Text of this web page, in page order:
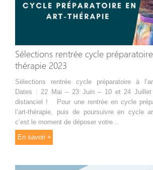
Sélections rentrée cycle
thérapie 2023
Sélections rentrée cycle préparatoire à
Dates : 22 Mai – 23 Juin – 10 et 24 Juillet
distanciel ! Pour une rentrée en cycle
l’art-thérapie, puis de poursuivre en cycle
c’est le moment de déposer votre...
En savoir +